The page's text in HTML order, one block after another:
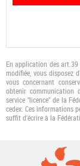
En application des
modifiée, vous disposez
vous concernant
obtenir communication
service "licence" de la
cedex. Ces informations
suﬃt d’écrire à la